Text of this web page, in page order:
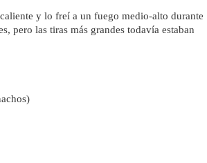
y lo freí a un fuego medio-alto durante
pero las tiras más grandes todavía estaban